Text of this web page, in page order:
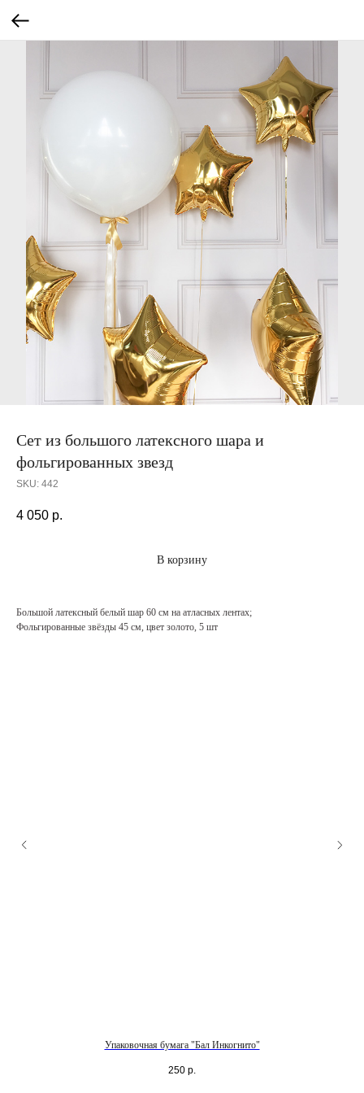
Сет из большого латексного шара и
фольгированных звезд
SKU: 442
4 050 р.
В корзину
Большой латексный белый шар 60 см на атласных лентах;
Фольгированные звёзды 45 см, цвет золото, 5 шт
Упаковочная бумага "Бал Инкогнито"
250 р.